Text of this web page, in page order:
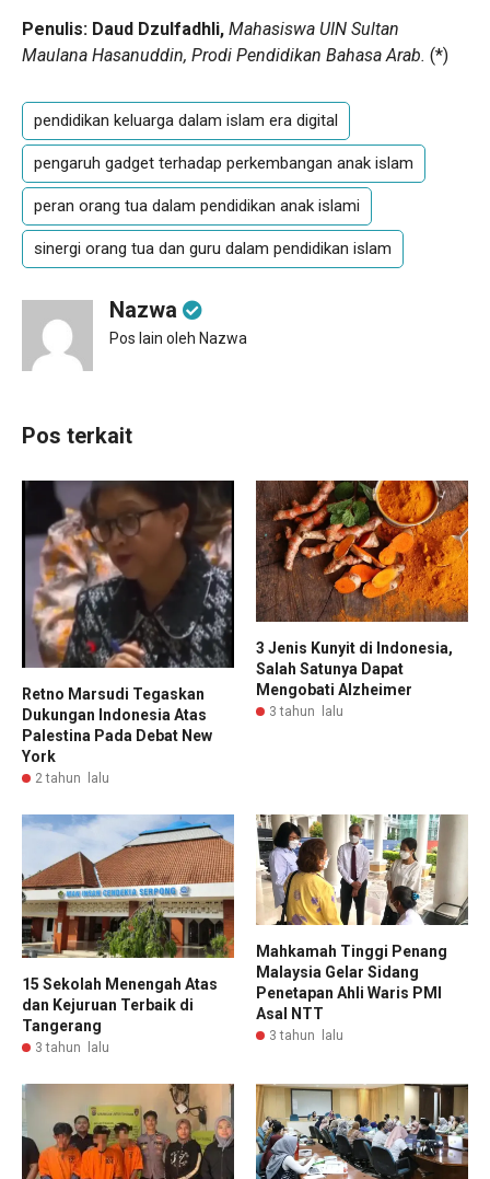
Penulis: Daud Dzulfadhli, Mahasiswa UIN Sultan
Maulana Hasanuddin, Prodi Pendidikan Bahasa Arab. (*)
pendidikan keluarga dalam islam era digital
pengaruh gadget terhadap perkembangan anak islam
peran orang tua dalam pendidikan anak islami
sinergi orang tua dan guru dalam pendidikan islam
Nazwa
Pos lain oleh Nazwa
Pos terkait
Retno Marsudi Tegaskan
Dukungan Indonesia Atas
Palestina Pada Debat New
York
2 tahun lalu
3 Jenis Kunyit di Indonesia,
Salah Satunya Dapat
Mengobati Alzheimer
3 tahun lalu
15 Sekolah Menengah Atas
dan Kejuruan Terbaik di
Tangerang
3 tahun lalu
Mahkamah Tinggi Penang
Malaysia Gelar Sidang
Penetapan Ahli Waris PMI
Asal NTT
3 tahun lalu